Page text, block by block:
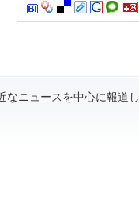
なニュースを中心に報道し